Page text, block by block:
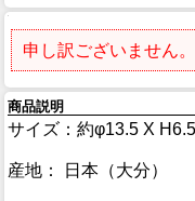
申し訳ございません
商品説明
サイズ：約φ13.5 X
産地： 日本（大分）